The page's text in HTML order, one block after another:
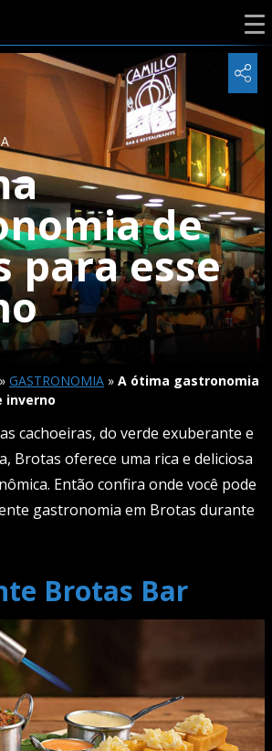
de
para esse
» GASTRONOMIA » A ótima gastronomia
inverno
cachoeiras, do verde exuberante e
Brotas oferece uma rica e deliciosa
Então confira onde você pode
gastronomia em Brotas durante
Brotas Bar